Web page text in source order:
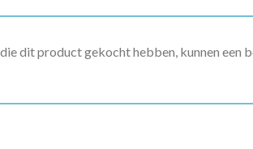
dit product gekocht hebben, kunnen een